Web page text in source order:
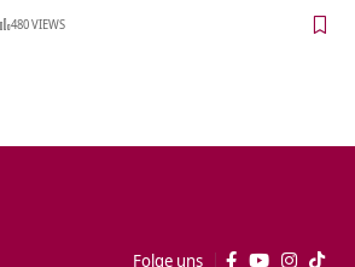
480 VIEWS
Folge uns